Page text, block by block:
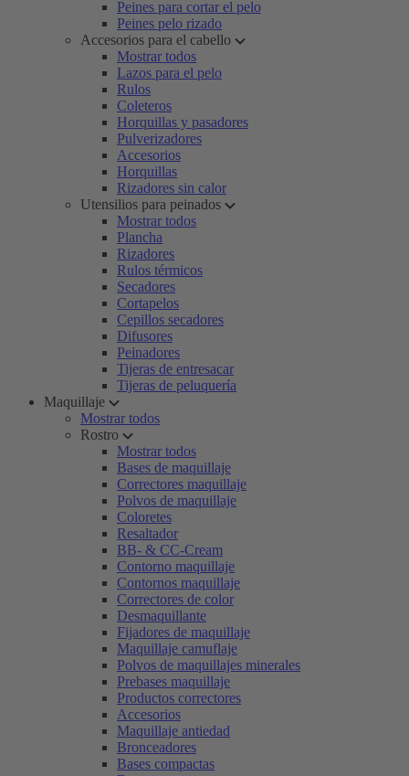
Peines para cortar el pelo
Peines pelo rizado
Accesorios para el cabello
Mostrar todos
Lazos para el pelo
Rulos
Coleteros
Horquillas y pasadores
Pulverizadores
Accesorios
Horquillas
Rizadores sin calor
Utensilios para peinados
Mostrar todos
Plancha
Rizadores
Rulos térmicos
Secadores
Cortapelos
Cepillos secadores
Difusores
Peinadores
Tijeras de entresacar
Tijeras de peluquería
Maquillaje
Mostrar todos
Rostro
Mostrar todos
Bases de maquillaje
Correctores maquillaje
Polvos de maquillaje
Coloretes
Resaltador
BB- & CC-Cream
Contorno maquillaje
Contornos maquillaje
Correctores de color
Desmaquillante
Fijadores de maquillaje
Maquillaje camuflaje
Polvos de maquillajes minerales
Prebases maquillaje
Productos correctores
Accesorios
Maquillaje antiedad
Bronceadores
Bases compactas